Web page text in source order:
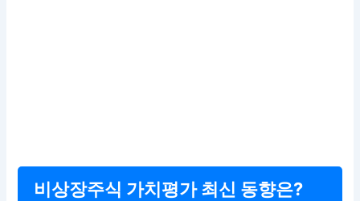
비상장주식 가치평가 최신 동향은?